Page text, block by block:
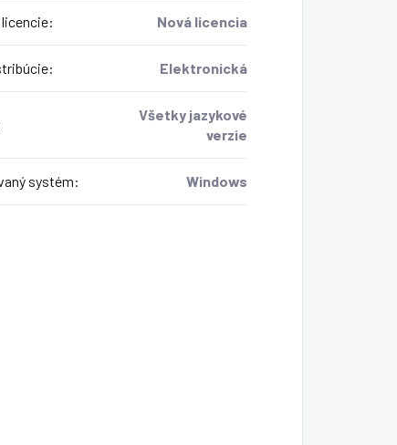
: Nová licencia
: Elektronická
Všetky jazykové
verzie
systém: Windows